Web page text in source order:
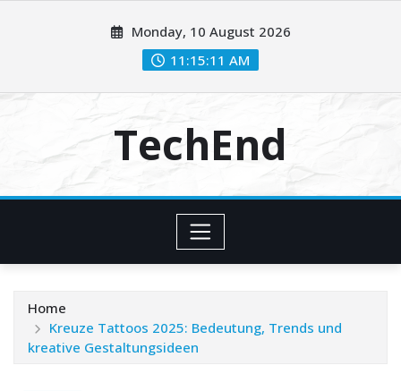
Monday, 10 August 2026
11:15:12 AM
TechEnd
Home
Kreuze Tattoos 2025: Bedeutung, Trends und
kreative Gestaltungsideen